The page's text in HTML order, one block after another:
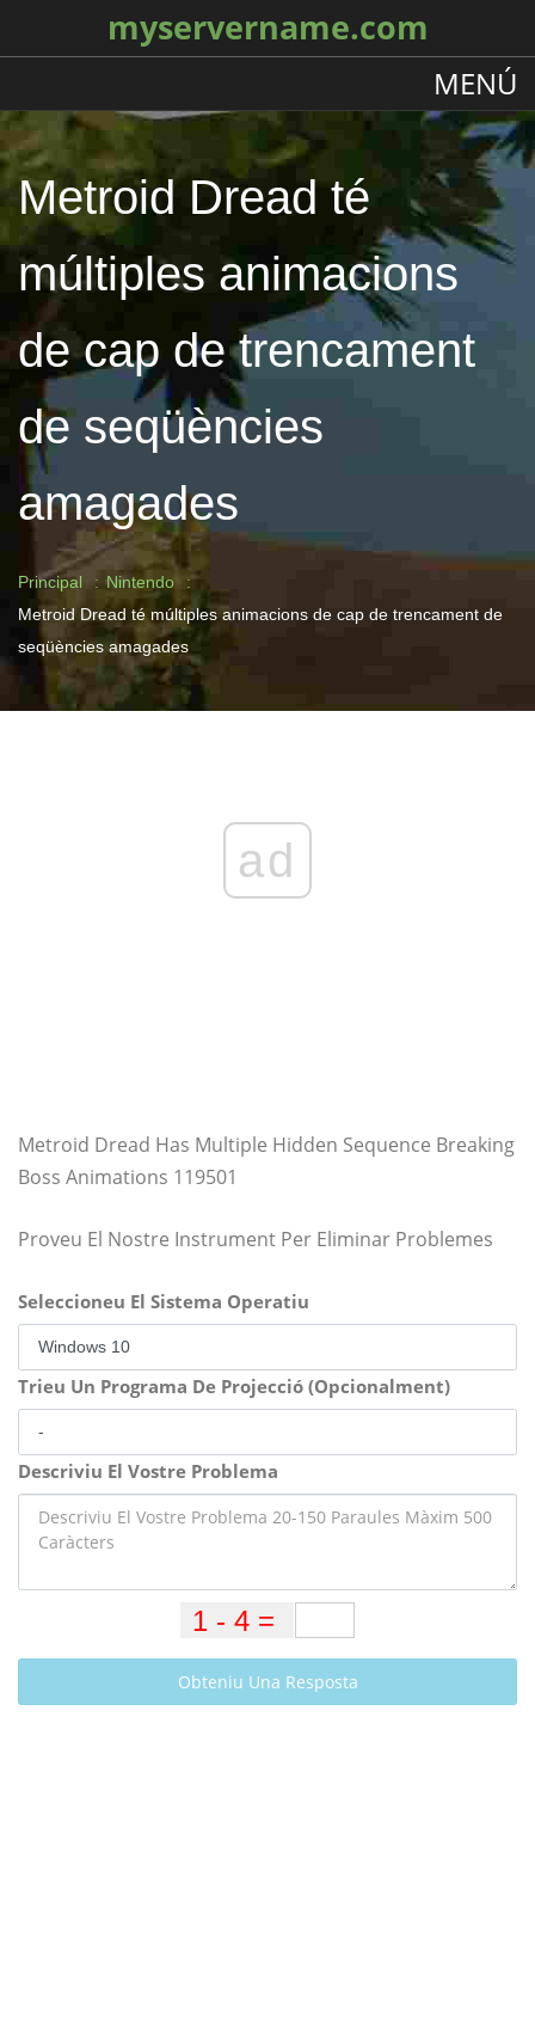
myservername.com
MENÚ
Metroid Dread té
múltiples animacions
de cap de trencament
de seqüències
amagades
Principal
Nintendo
Metroid Dread té múltiples animacions de cap de trencament de
seqüències amagades
ad
Metroid Dread Has Multiple Hidden Sequence Breaking
Boss Animations 119501
Proveu El Nostre Instrument Per Eliminar Problemes
Seleccioneu El Sistema Operatiu
Trieu Un Programa De Projecció (Opcionalment)
Descriviu El Vostre Problema
Obteniu Una Resposta